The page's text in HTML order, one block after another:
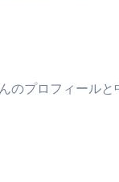
プロフィール